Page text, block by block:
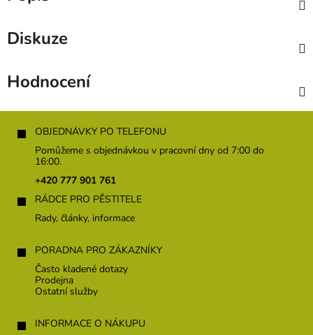
Diskuze
Hodnocení
OBJEDNÁVKY PO TELEFONU
Pomůžeme s objednávkou v pracovní dny od 7:00 do
16:00.
+420 777 901 761
RÁDCE PRO PĚSTITELE
Rady, články, informace
PORADNA PRO ZÁKAZNÍKY
Často kladené dotazy
Prodejna
Ostatní služby
INFORMACE O NÁKUPU